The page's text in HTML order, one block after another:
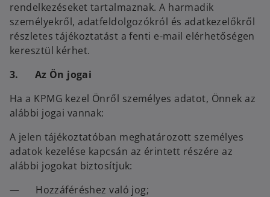
rendelkezéseket tartalmaznak. A harmadik
személyekről, adatfeldolgozókról és adatkezelőkről
részletes tájékoztatást a fenti e-mail elérhetőségen
keresztül kérhet.
3. Az Ön jogai
Ha a KPMG kezel Önről személyes adatot, Önnek az
alábbi jogai vannak:
A jelen tájékoztatóban meghatározott személyes
adatok kezelése kapcsán az érintett részére az
alábbi jogokat biztosítjuk:
— Hozzáféréshez való jog;